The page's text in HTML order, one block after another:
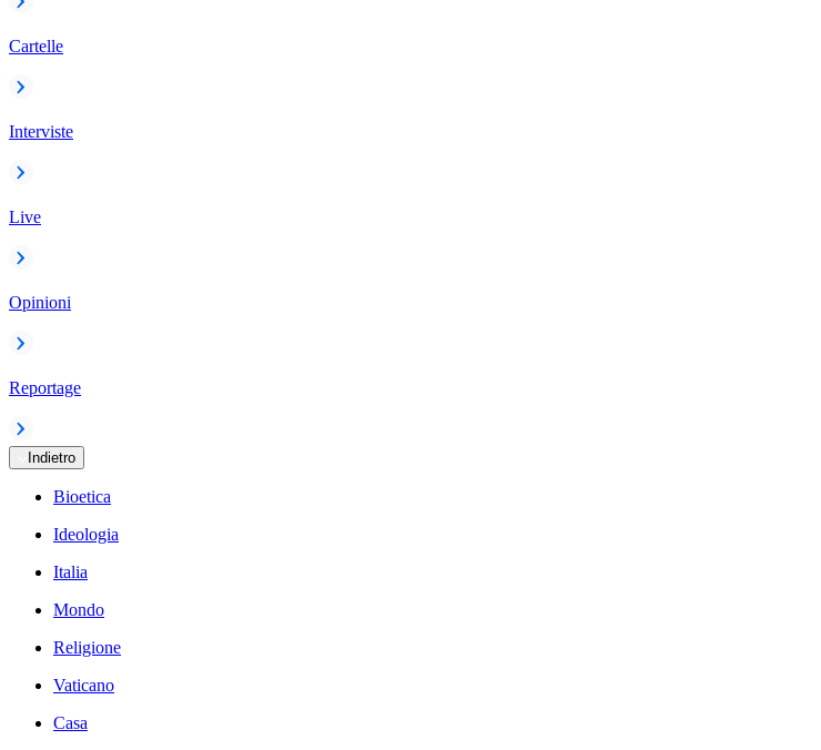
Cartelle
Interviste
Live
Opinioni
Reportage
Indietro
Bioetica
Ideologia
Italia
Mondo
Religione
Vaticano
Casa